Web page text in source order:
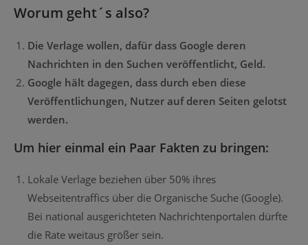
Worum geht´s also?
Die Verlage wollen, dafür dass Google deren
Nachrichten in den Suchen veröffentlicht, Geld.
Google hält dagegen, dass durch eben diese
Veröffentlichungen, Nutzer auf deren Seiten gelotst
werden.
Um hier einmal ein Paar Fakten zu bringen:
Lokale Verlage beziehen über 50% ihres
Webseitentraffics über die Organische Suche (Google).
Bei national ausgerichteten Nachrichtenportalen dürfte
die Rate weitaus größer sein.